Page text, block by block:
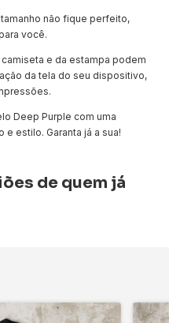
não fique perfeito,
você.
e da estampa podem
da tela do seu dispositivo,
Deep Purple com uma
estilo. Garanta já a sua!
de quem já